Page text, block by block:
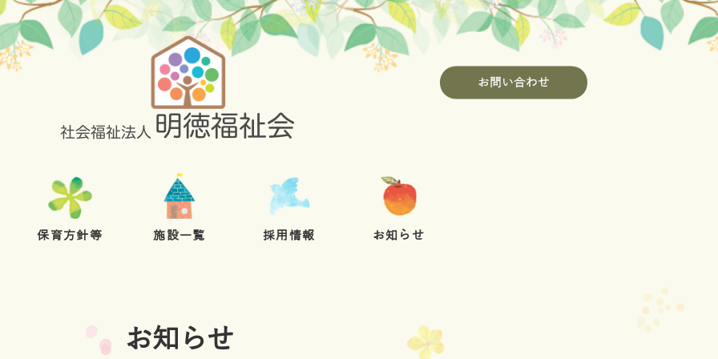
お問い合わせ
保育方針等 施設一覧 採用情報 お知らせ
お知らせ